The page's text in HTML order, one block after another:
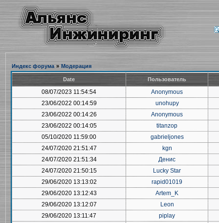
Индекс форума » Модерация
Date Пользователь
08/07/2023 11:54:54
Anonymous
23/06/2022 00:14:59
unohupy
23/06/2022 00:14:26
Anonymous
23/06/2022 00:14:05
titanzop
05/10/2020 11:59:00
gabrieljones
24/07/2020 21:51:47
kgn
24/07/2020 21:51:34
Денис
24/07/2020 21:50:15
Lucky Star
29/06/2020 13:13:02
rapid01019
29/06/2020 13:12:43
Artem_K
29/06/2020 13:12:07
Leon
29/06/2020 13:11:47
piplay